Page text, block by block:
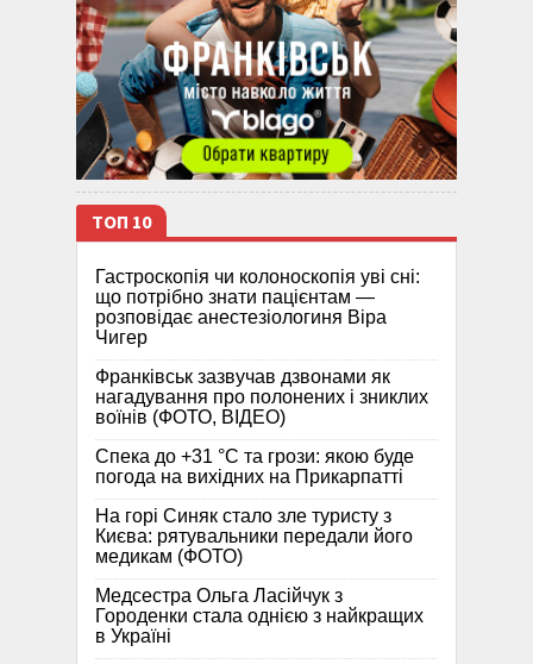
ТОП 10
Гастроскопія чи колоноскопія уві сні:
що потрібно знати пацієнтам —
розповідає анестезіологиня Віра
Чигер
Франківськ зазвучав дзвонами як
нагадування про полонених і зниклих
воїнів (ФОТО, ВІДЕО)
Спека до +31 °C та грози: якою буде
погода на вихідних на Прикарпатті
На горі Синяк стало зле туристу з
Києва: рятувальники передали його
медикам (ФОТО)
Медсестра Ольга Ласійчук з
Городенки стала однією з найкращих
в Україні